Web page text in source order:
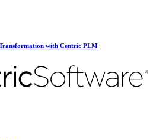
with Centric PLM